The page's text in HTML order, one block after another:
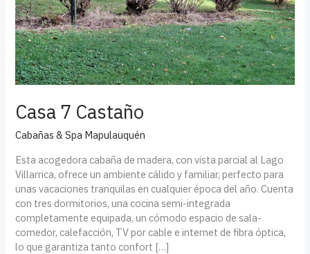
Casa 7 Castaño
Cabañas & Spa Mapulauquén
Esta acogedora cabaña de madera, con vista parcial al Lago
Villarrica, ofrece un ambiente cálido y familiar, perfecto para
unas vacaciones tranquilas en cualquier época del año. Cuenta
con tres dormitorios, una cocina semi-integrada
completamente equipada, un cómodo espacio de sala-
comedor, calefacción, TV por cable e internet de fibra óptica,
lo que garantiza tanto confort […]